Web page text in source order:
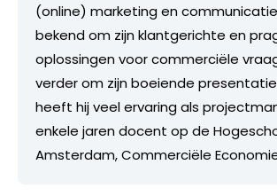
(online) marketing en
bekend om zijn klantgerichte en
oplossingen voor commerciële
verder om zijn boeiende
heeft hij veel ervaring als
enkele jaren docent op de
Amsterdam, Commerciële